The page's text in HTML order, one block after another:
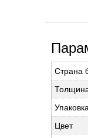
Страна
Цвет